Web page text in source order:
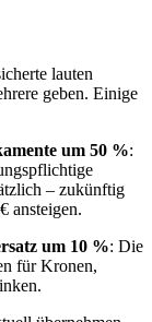
lauten
geben. Einige
um 50 %:
– zukünftig
ansteigen.
um 10 %: Die
für Kronen,